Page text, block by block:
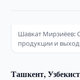
Шавкат Мирзиёев:
продукции и
Ташкент,